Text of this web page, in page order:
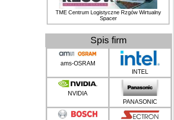
TME Centrum Logistyczne Rzgów Wirtualny
Spacer
Spis firm
ams-OSRAM
INTEL
NVIDIA
PANASONIC